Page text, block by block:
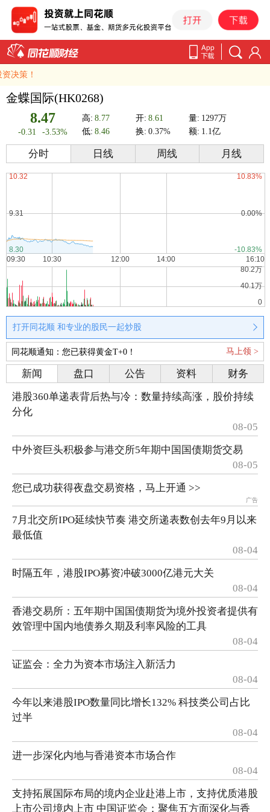
决策！
金蝶国际(HK0268)
8.47
-0.31 -3.53%
高: 8.77 开: 8.61 量: 1297万
低: 8.46 换: 0.37% 额: 1.1亿
分时 日线 周线 月线
打开同花顺 和专业的股民一起炒股
同花顺通知：您已获得黄金T+0！ 马上领 >
新闻 盘口 公告 资料
财务
港股360单递表背后热与冷：数量持续高涨，股价持续
分化
08-05
中外资巨头积极参与港交所5年期中国国债期货交易
08-05
您已成功获得夜盘交易资格，马上开通 >>
广告
7月北交所IPO延续快节奏 港交所递表数创去年9月以来
最低值
08-04
时隔五年，港股IPO募资冲破3000亿港元大关
08-04
香港交易所：五年期中国国债期货为境外投资者提供有
效管理中国内地债券久期及利率风险的工具
08-04
证监会：全力为资本市场注入新活力
08-04
今年以来港股IPO数量同比增长132% 科技类公司占比
过半
08-04
进一步深化内地与香港资本市场合作
08-04
支持拓展国际布局的境内企业赴港上市，支持优质港股
上市公司境内上市 中国证监会：聚焦五方面深化与香